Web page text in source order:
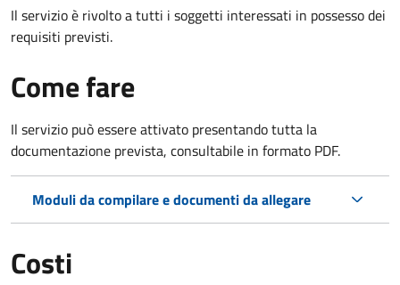
Il servizio è rivolto a tutti i soggetti interessati in possesso dei
requisiti previsti.
Come fare
Il servizio può essere attivato presentando tutta la
documentazione prevista, consultabile in formato PDF.
Moduli da compilare e documenti da allegare
Costi